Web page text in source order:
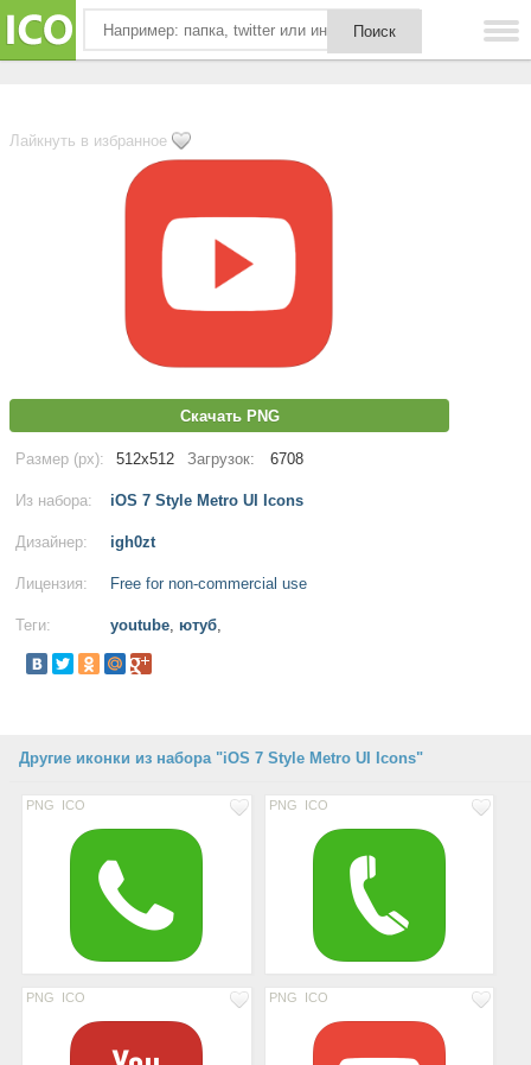
Лайкнуть в избранное
Скачать PNG
Размер (px): 512x512 Загрузок: 6708
Из набора: iOS 7 Style Metro UI Icons
Дизайнер: igh0zt
Лицензия: Free for non-commercial use
Теги: youtube, ютуб,
Другие иконки из набора "iOS 7 Style Metro UI Icons"
PNG ICO PNG ICO
PNG ICO PNG ICO